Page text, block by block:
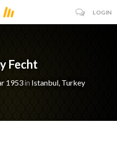
LOGIN
Fecht
1953in Istanbul, Turkey